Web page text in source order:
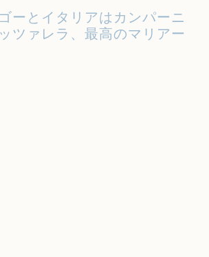
ーとイタリアはカンパーニ
ツァレラ、最高のマリアー